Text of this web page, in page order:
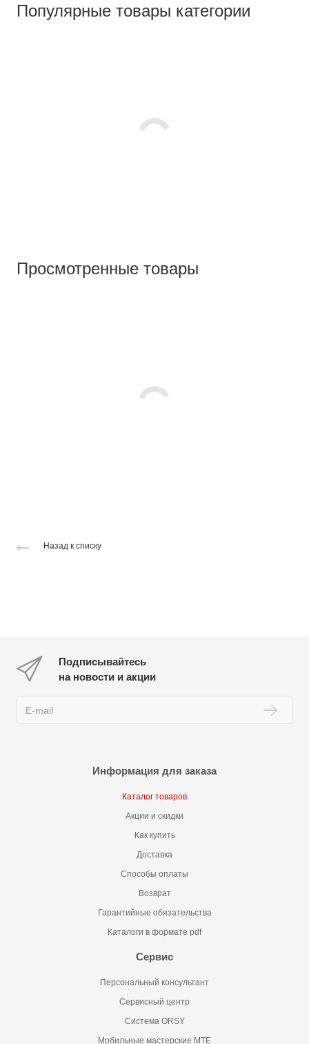
Популярные товары категории
Просмотренные товары
Назад к списку
Подписывайтесь
на новости и акции
Информация для заказа
Каталог товаров
Акции и скидки
Как купить
Доставка
Способы оплаты
Возврат
Гарантийные обязательства
Каталоги в формате pdf
Сервис
Персональный консультант
Сервисный центр
Система ORSY
Мобильные мастерские MTE